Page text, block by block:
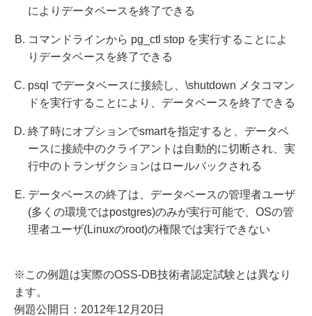
によりデータベースを終了できる
コマンドラインから pg_ctl stop を実行することによ
りデータベースを終了できる
psql でデータベースに接続し、\shutdown メタコマン
ドを実行することにより、データベースを終了できる
終了時にオプションでsmartを指定すると、データベ
ースに接続中のクライアントは自動的に切断され、実
行中のトランザクションはロールバックされる
データベースの終了は、データベースの管理者ユーザ
(多くの環境ではpostgres)のみが実行可能で、OSの管
理者ユーザ(Linuxのroot)の権限では実行できない
※この例題は実際のOSS-DB技術者認定試験とは異なり
ます。
例題公開日：2012年12月20日